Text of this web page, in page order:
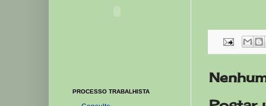
PROCESSO TRABALHISTA